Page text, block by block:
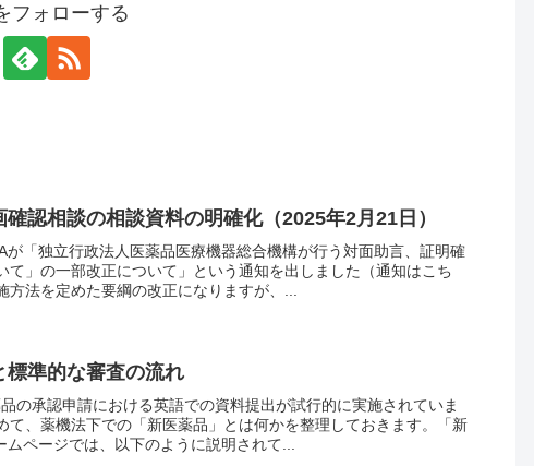
フォローする
認相談の相談資料の明確化（2025年2月21日）
「独立行政法人医薬品医療機器総合機構が行う対面助言、証明確
て」の一部改正について」という通知を出しました（通知はこち
方法を定めた要綱の改正になりますが、...
標準的な審査の流れ
の承認申請における英語での資料提出が試行的に実施されていま
て、薬機法下での「新医薬品」とは何かを整理しておきます。「新
ページでは、以下のように説明されて...